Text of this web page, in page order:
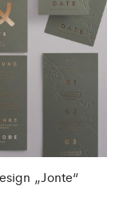
„Jonte“